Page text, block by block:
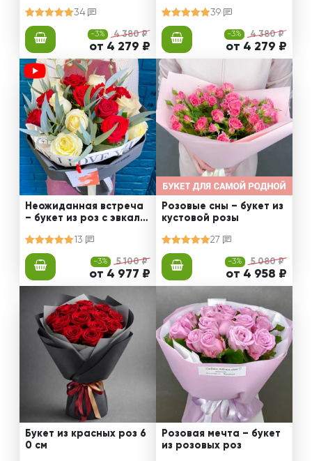
34
-3% 4 380 ₽
от 4 279 ₽
39
-3% 4 380 ₽
от 4 279 ₽
Неожиданная встреча
– букет из роз с эвкали
13
-3% 5 100 ₽
от 4 977 ₽
Розовые сны – букет из
кустовой розы
27
-3% 5 080 ₽
от 4 958 ₽
Букет из красных роз 6
0 см
Розовая мечта – букет
из розовых роз